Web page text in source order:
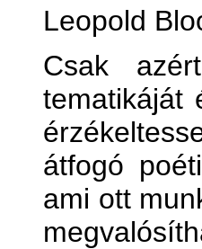
Leopold
Csak
tematikáját
átfogó
ami ott